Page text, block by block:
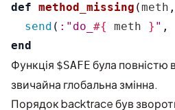
def method_missing (meth ,
send ( :"do_ #{ meth } " ,
end
Функція $SAFE була повністю
звичайна глобальна змінна.
Порядок backtrace був